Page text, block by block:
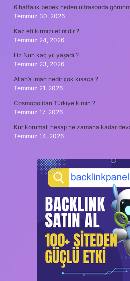
6 haftalık bebek neden ultrasonda
Temmuz 30, 2026
Kaz eti kırmızı et midir ?
Temmuz 24, 2026
Hz Nuh kaç yıl yaşadı ?
Temmuz 23, 2026
Allah’a iman nedir çok kısaca ?
Temmuz 21, 2026
Cosmopolitan Türkiye kimin ?
Temmuz 17, 2026
Kur korumalı hesap ne zamana kadar
Temmuz 14, 2026